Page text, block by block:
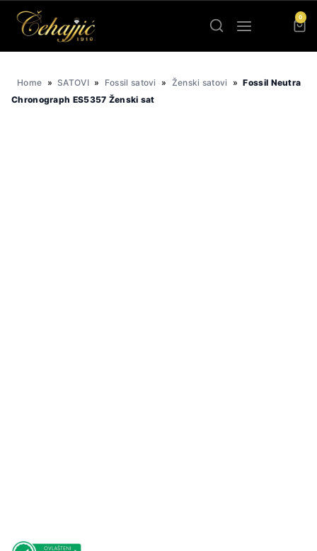
0
Home » SATOVI » Fossil satovi » Ženski satovi » Fossil Neutra
Chronograph ES5357 Ženski sat